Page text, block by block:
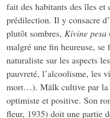
fait des habitants des îles
prédilection. Il y consacre
plutôt sombres,Kivine pesa
malgré une fin heureuse, se
naturaliste sur les aspects
pauvreté, l’alcoolisme, les
mort…). Mälk cultive par la
optimiste et positive. Son
fleur, 1935) doit une partie